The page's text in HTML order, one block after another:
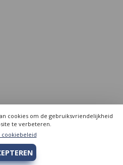
cookies om de gebruiksvriendelijkheid
te verbeteren.
cookiebeleid